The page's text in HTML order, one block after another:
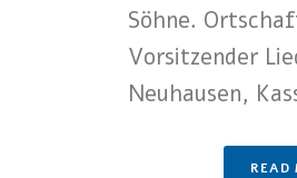
Söhne.
Vorsitzender
Neuhausen,
READ